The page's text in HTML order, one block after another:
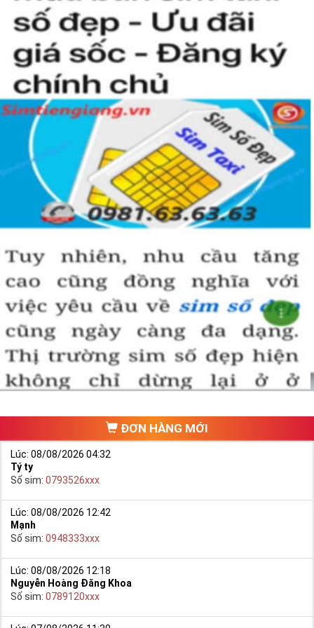
người khác cũng sẽ biết được vị trí của bạn trong xã hội là như thế
nào rồi?
Hướng dẫn mua Sim Tứ Quý 2 tại
Simtiengiang.vn.
Sim Tiền Giang là đơn vị cung cấp
Tứ Quý, sim giá rẻ uy
tín chất lượng.
Chọn mua sim số đẹp thường mất nhiều thời gian ở khoản lựa số,
một số phải vừa đẹp, vừa tốt về phong thủy thì mới là sim hoàn
hảo. Vậy phải làm sao?
- Cách nhanh nhất để chọn mua được Sim Tứ Quý 2 là bạn vào
trang chủ của Sim Tiền Giang, chọn mục “
Sim giảm giá
“ ở ngay đầu
trang chủ. Đây là danh sách sim được đại lý giảm giá vì một số lý
Ngoài ra quý khách chưa ưng ý về Sim Tứ Quý 2 có cũng thể tham
khảo thêm Sim Vinaphone,Sim Gmobile, Sim Tứ Quý Giữa
ĐƠN HÀNG MỚI
Lúc: 08/08/2026 04:32
Tý ty
Số sim: 0793526xxx
Lúc: 08/08/2026 12:42
Mạnh
Số sim: 0948333xxx
Lúc: 08/08/2026 12:18
Nguyễn Hoàng Đăng Khoa
Số sim: 0789120xxx